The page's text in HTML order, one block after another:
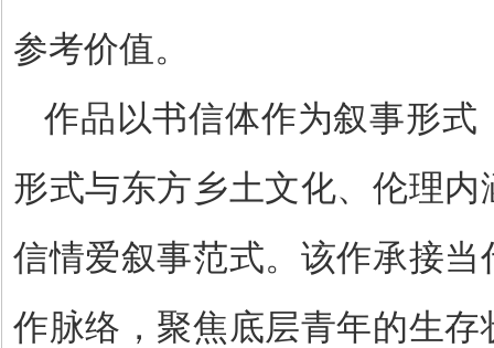
参考价值。
作品以书信体作为叙事形式
形式与东方乡土文化、伦理
信情爱叙事范式。该作承接
作脉络，聚焦底层青年的生